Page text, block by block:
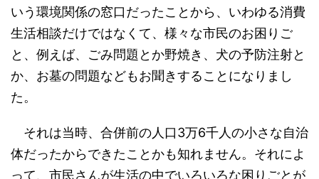
いう環境関係の窓口だったことから、いわゆる消費
生活相談だけではなくて、様々な市民のお困りご
と、例えば、ごみ問題とか野焼き、犬の予防注射と
か、お墓の問題などもお聞きすることになりまし
た。
それは当時、合併前の人口3万6千人の小さな自治
体だったからできたことかも知れません。それによ
って、市民さんが生活の中でいろいろな困りごとが